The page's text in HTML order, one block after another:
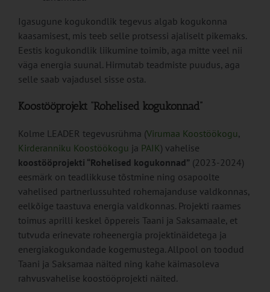
Igasugune kogukondlik tegevus algab kogukonna
kaasamisest, mis teeb selle protsessi ajaliselt pikemaks.
Eestis kogukondlik liikumine toimib, aga mitte veel nii
väga energia suunal. Hirmutab teadmiste puudus, aga
selle saab vajadusel sisse osta.
Koostööprojekt “Rohelised kogukonnad”
Kolme LEADER tegevusrühma (Virumaa Koostöökogu,
Kirderanniku Koostöökogu ja PAIK) vahelise
koostööprojekti “Rohelised kogukonnad”(2023-2024)
eesmärk on teadlikkuse tõstmine ning osapoolte
vahelised partnerlussuhted rohemajanduse valdkonnas,
eelkõige taastuva energia valdkonnas. Projekti raames
toimus aprilli keskel õppereis Taani ja Saksamaale, et
tutvuda erinevate roheenergia projektinäidetega ja
energiakogukondade kogemustega. Allpool on toodud
Taani ja Saksamaa näited ning kahe käimasoleva
rahvusvahelise koostööprojekti näited.